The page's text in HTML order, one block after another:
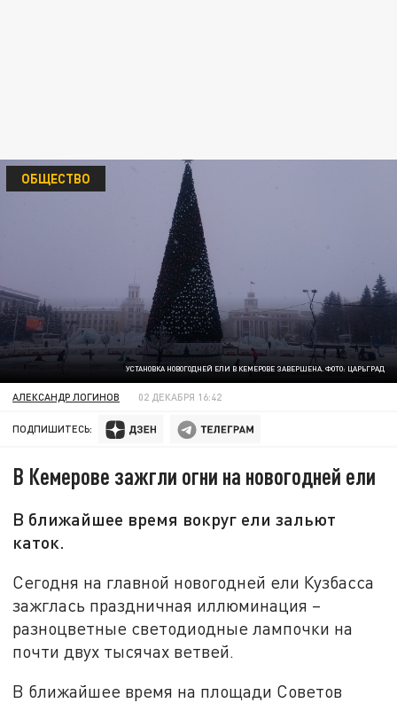
УСТАНОВКА НОВОГОДНЕЙ ЕЛИ В КЕМЕРОВЕ ЗАВЕРШЕНА. ФОТО: ЦАРЬГРАД
ОБЩЕСТВО
АЛЕКСАНДР ЛОГИНОВ 02 ДЕКАБРЯ 16:42
ПОДПИШИТЕСЬ:
В Кемерове зажгли огни на новогодней ели
В ближайшее время вокруг ели зальют
каток.
Сегодня на главной новогодней ели Кузбасса
зажглась праздничная иллюминация –
разноцветные светодиодные лампочки на
почти двух тысячах ветвей.
В ближайшее время на площади Советов